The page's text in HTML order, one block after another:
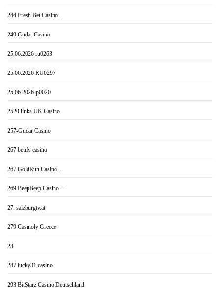
244 Fresh Bet Casino –
249 Gudar Casino
25.06.2026 ru0263
25.06.2026 RU0297
25.06.2026-p0020
2520 links UK Casino
257-Gudar Casino
267 betify casino
267 GoldRun Casino –
269 BeepBeep Casino –
27. salzburgtv.at
279 Casinoly Greece
28
287 lucky31 casino
293 BitStarz Casino Deutschland